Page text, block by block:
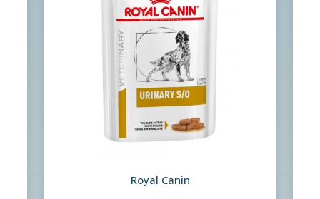
Royal Canin